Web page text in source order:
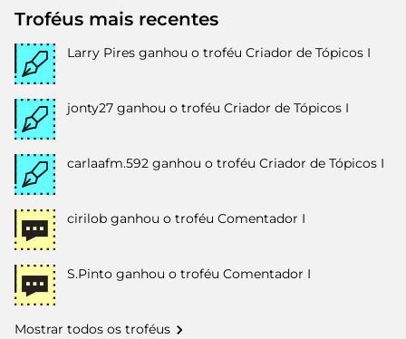
Troféus mais recentes
Larry Pires ganhou o troféu Criador de Tópicos I
jonty27 ganhou o troféu Criador de Tópicos I
carlaafm.592 ganhou o troféu Criador de Tópicos I
cirilob ganhou o troféu Comentador I
S.Pinto ganhou o troféu Comentador I
Mostrar todos os troféus